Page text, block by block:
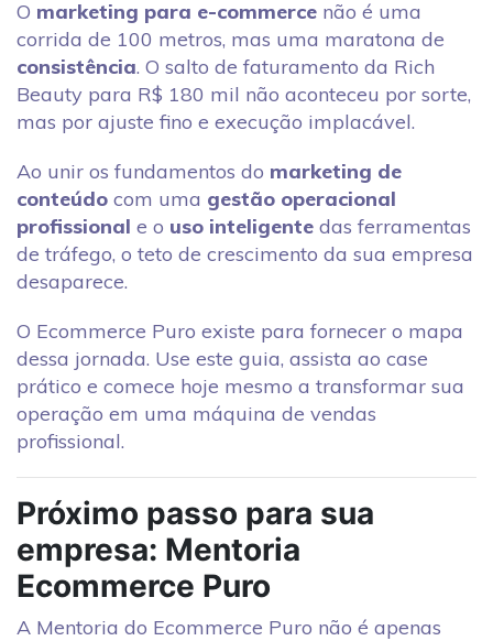
O marketing para e-commerce não é uma
corrida de 100 metros, mas uma maratona de
consistência. O salto de faturamento da Rich
Beauty para R$ 180 mil não aconteceu por sorte,
mas por ajuste fino e execução implacável.
Ao unir os fundamentos do marketing de
conteúdo com uma gestão operacional
profissional e o uso inteligente das ferramentas
de tráfego, o teto de crescimento da sua empresa
desaparece.
O Ecommerce Puro existe para fornecer o mapa
dessa jornada. Use este guia, assista ao case
prático e comece hoje mesmo a transformar sua
operação em uma máquina de vendas
profissional.
Próximo passo para sua
empresa: Mentoria
Ecommerce Puro
A Mentoria do Ecommerce Puro não é apenas